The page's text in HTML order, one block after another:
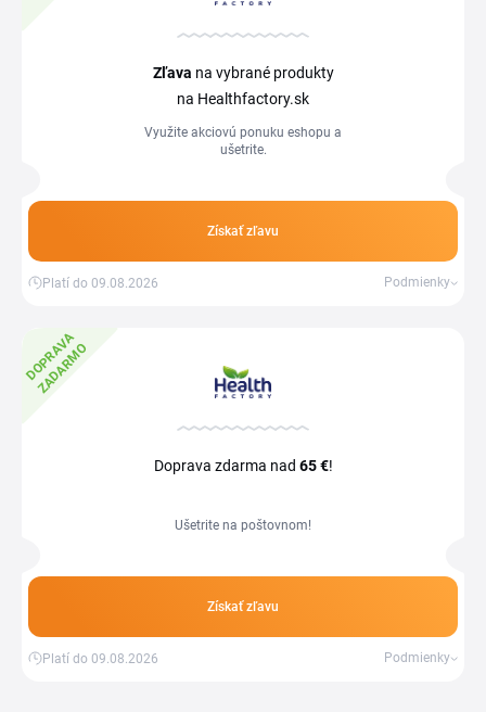
Zľava na vybrané produkty
na Healthfactory.sk
Využite akciovú ponuku eshopu a
ušetrite.
Získať zľavu
Platí do 09.08.2026 Podmienky
D
O
P
R
A
V
A
Z
A
D
A
R
M
O
Doprava zdarma nad 65 €!
Ušetrite na poštovnom!
Získať zľavu
Platí do 09.08.2026 Podmienky